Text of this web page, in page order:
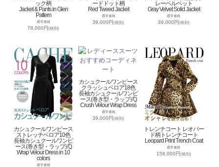
ック柄
Jacket & Pants in Glen
Pattern
通常価格
78,000円(税別)
ードドット柄
Red Tweed Jacket
通常価格
39,000円(税別)
レーベルベット
Gray Velvet Solid Jacket
通常価格
39,000円(税別)
カシュクールワンピース
ストレッチベロア10色
長袖カシュクールワンピ
ース(巻き型・ラップ式)
Wrap Velour Dress in 10
colors
通常価格
カシュクールワンピース
クラッシュベロア18色
長袖カシュクールワンピ
ース(巻き型・ラップ式)
Crush Velour Wrap Dress
通常価格
39,000円(税別)
トレンチコート レオパー
ド柄トレンチコート
Leopard Print Trench Coat
通常価格
158,000円(税別)